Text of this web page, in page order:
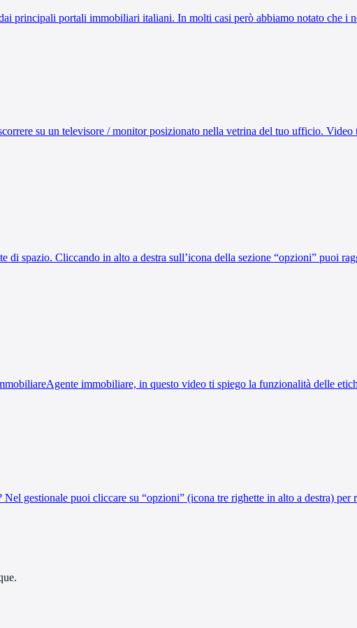
principali portali immobiliari italiani. In molti casi però abbiamo notato che i
su un televisore / monitor posizionato nella vetrina del tuo ufficio.
spazio. Cliccando in alto a destra sull’icona della sezione “opzioni” puoi
immobiliare, in questo video ti spiego la funzionalità delle
gestionale puoi cliccare su “opzioni” (icona tre righette in alto a destra) per